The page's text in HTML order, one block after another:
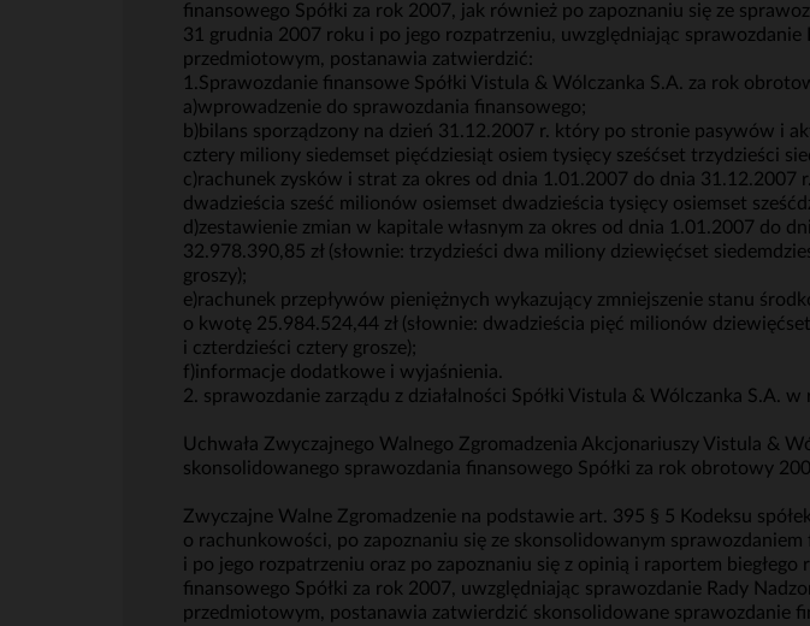
finansowego Spółki za rok 2007, jak również po zapoznaniu się ze
31 grudnia 2007 roku i po jego rozpatrzeniu, uwzględniając
przedmiotowym, postanawia zatwierdzić:
1.Sprawozdanie finansowe Spółki Vistula & Wólczanka S.A. za rok
a)wprowadzenie do sprawozdania finansowego;
b)bilans sporządzony na dzień 31.12.2007 r. który po stronie pasywów i
cztery miliony siedemset pięćdziesiąt osiem tysięcy sześćset trzydzieści
c)rachunek zysków i strat za okres od dnia 1.01.2007 do dnia 31.12.2007
dwadzieścia sześć milionów osiemset dwadzieścia tysięcy osiemset
d)zestawienie zmian w kapitale własnym za okres od dnia 1.01.2007 do
32.978.390,85 zł (słownie: trzydzieści dwa miliony dziewięćset
groszy);
e)rachunek przepływów pieniężnych wykazujący zmniejszenie stanu
o kwotę 25.984.524,44 zł (słownie: dwadzieścia pięć milionów
i czterdzieści cztery grosze);
f)informacje dodatkowe i wyjaśnienia.
2. sprawozdanie zarządu z działalności Spółki Vistula & Wólczanka S.A.
Uchwała Zwyczajnego Walnego Zgromadzenia Akcjonariuszy Vistula &
skonsolidowanego sprawozdania finansowego Spółki za rok obrotowy
Zwyczajne Walne Zgromadzenie na podstawie art. 395 § 5 Kodeksu
o rachunkowości, po zapoznaniu się ze skonsolidowanym
i po jego rozpatrzeniu oraz po zapoznaniu się z opinią i raportem
finansowego Spółki za rok 2007, uwzględniając sprawozdanie Rady
przedmiotowym, postanawia zatwierdzić skonsolidowane sprawozdanie